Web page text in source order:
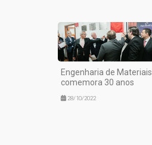
Engenharia de Materiais
comemora 30 anos
28/10/2022